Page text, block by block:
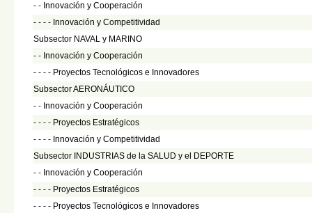
- - Innovación y Cooperación
- - - - Innovación y Competitividad
Subsector NAVAL y MARINO
- - Innovación y Cooperación
- - - - Proyectos Tecnológicos e Innovadores
Subsector AERONÁUTICO
- - Innovación y Cooperación
- - - - Proyectos Estratégicos
- - - - Innovación y Competitividad
Subsector INDUSTRIAS de la SALUD y el DEPORTE
- - Innovación y Cooperación
- - - - Proyectos Estratégicos
- - - - Proyectos Tecnológicos e Innovadores